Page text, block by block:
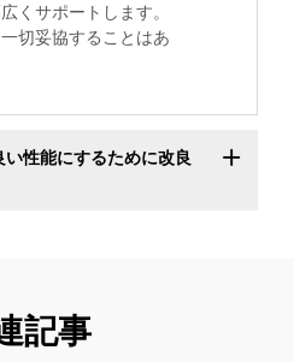
くサポートします。
切妥協することはあ
性能にするために改良
記事